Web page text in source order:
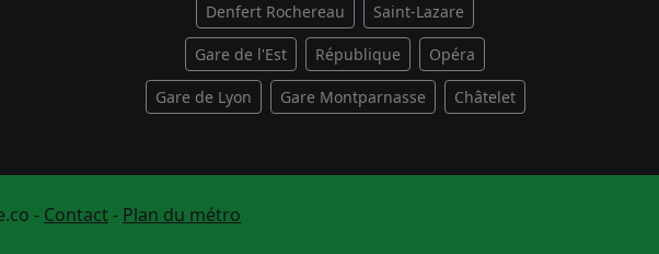
Denfert Rochereau Saint-Lazare
Gare de l'Est République Opéra
Gare de Lyon Gare Montparnasse Châtelet
- Contact- Plan du métro